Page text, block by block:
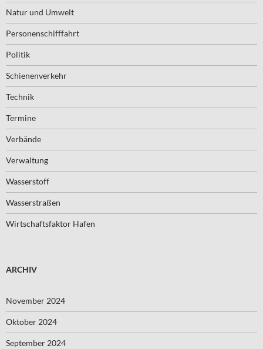
Natur und Umwelt
Personenschifffahrt
Politik
Schienenverkehr
Technik
Termine
Verbände
Verwaltung
Wasserstoff
Wasserstraßen
Wirtschaftsfaktor Hafen
ARCHIV
November 2024
Oktober 2024
September 2024